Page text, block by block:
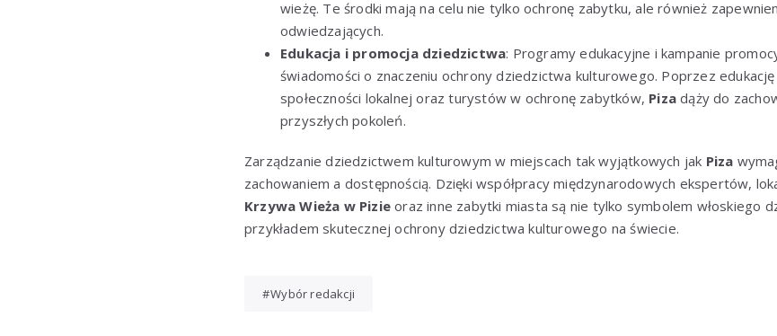
wieżę. Te środki mają na celu nie tylko ochronę zabytku, ale również
odwiedzających.
Edukacja i promocja dziedzictwa: Programy edukacyjne i kampanie
świadomości o znaczeniu ochrony dziedzictwa kulturowego. Poprzez
społeczności lokalnej oraz turystów w ochronę zabytków, Piza dąży do
przyszłych pokoleń.
Zarządzanie dziedzictwem kulturowym w miejscach tak wyjątkowych jak Piza
zachowaniem a dostępnością. Dzięki współpracy międzynarodowych ekspertów,
Krzywa Wieża w Pizie oraz inne zabytki miasta są nie tylko symbolem włoskiego
przykładem skutecznej ochrony dziedzictwa kulturowego na świecie.
Wybór redakcji